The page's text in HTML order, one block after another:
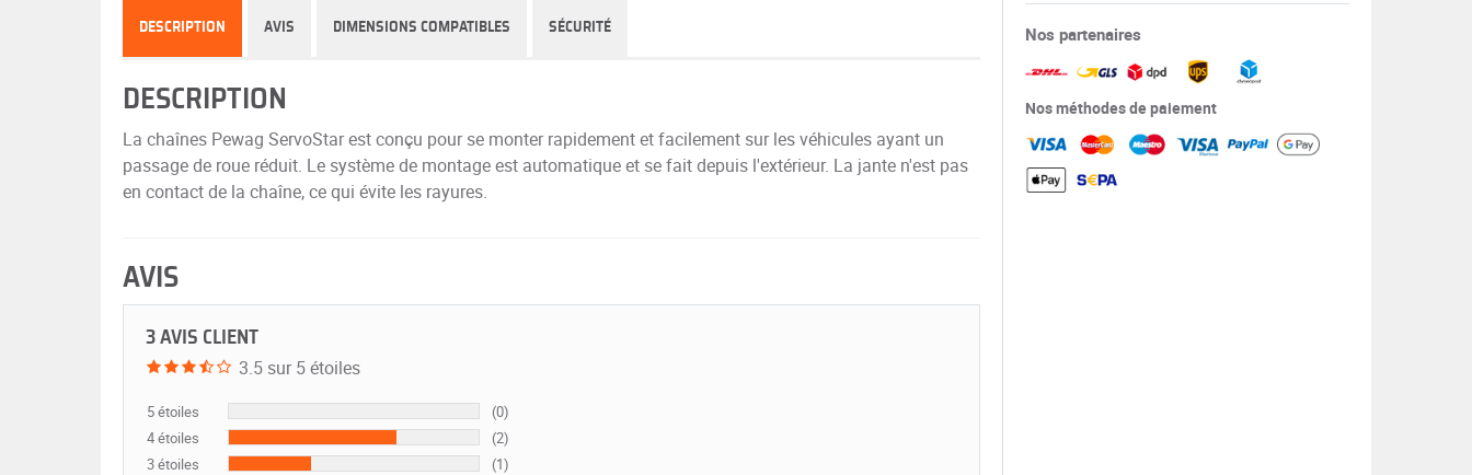
Nos partenaires
Nos méthodes de paiement
DESCRIPTION AVIS DIMENSIONS COMPATIBLES SÉCURITÉ
DESCRIPTION
La chaînes Pewag ServoStar est conçu pour se monter rapidement et facilement sur les véhicules ayant un
passage de roue réduit. Le système de montage est automatique et se fait depuis l'extérieur. La jante n'est pas
en contact de la chaîne, ce qui évite les rayures.
AVIS
3 AVIS CLIENT
3.5 sur 5 étoiles
5 étoiles
(0)
4 étoiles
(2)
3 étoiles
(1)